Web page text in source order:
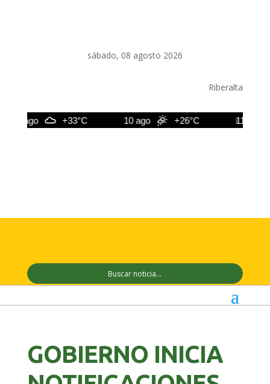
sábado, 08 agosto 2026
Riberalta
9 ago +33°C 10 ago +26°C 11 ago
GOBIERNO INICIA